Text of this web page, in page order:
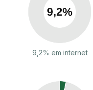
9,2% em internet